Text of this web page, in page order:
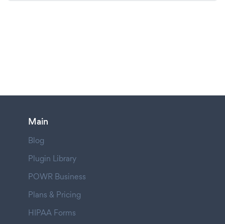
Main
Blog
Plugin Library
POWR Business
Plans & Pricing
HIPAA Forms